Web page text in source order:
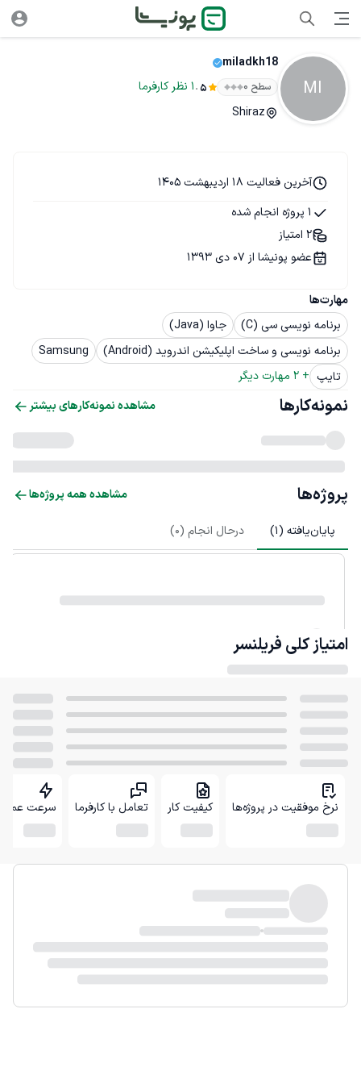
MI
miladkh18
سطح ۰ 5
.
1 نظر کارفرما
Shiraz
مهارت‌ها
برنامه نویسی سی (C)
جاوا (Java)
برنامه نویسی و ساخت اپلیکیشن اندروید (Android)
Samsung
تایپ +
2 مهارت دیگر
آخرین فعالیت 18 اردیبهشت 1405
1 پروژه انجام شده
2 امتیاز
عضو پونیشا از 07 دی 1393
نمونه‌کارها مشاهده نمونه‌کارهای بیشتر
پروژه‌ها مشاهده همه پروژه‌ها
پایان‌یافته (1
) درحال انجام (0
)
امتیاز کلی فریلنسر
نرخ موفقیت در پروژه‌ها کیفیت کار تعامل با کارفرما سرعت عمل